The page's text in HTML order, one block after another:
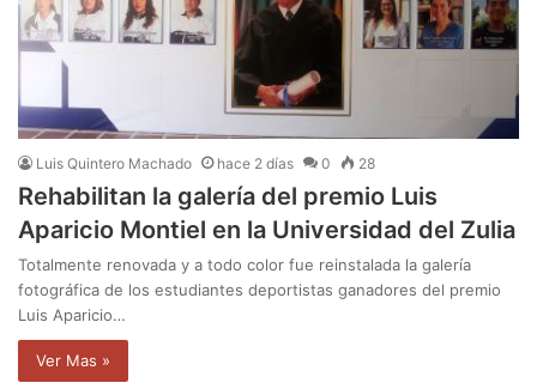
Luis Quintero Machado hace 2 días 0 28
Rehabilitan la galería del premio Luis
Aparicio Montiel en la Universidad del Zulia
Totalmente renovada y a todo color fue reinstalada la galería
fotográfica de los estudiantes deportistas ganadores del premio
Luis Aparicio…
Ver Mas »